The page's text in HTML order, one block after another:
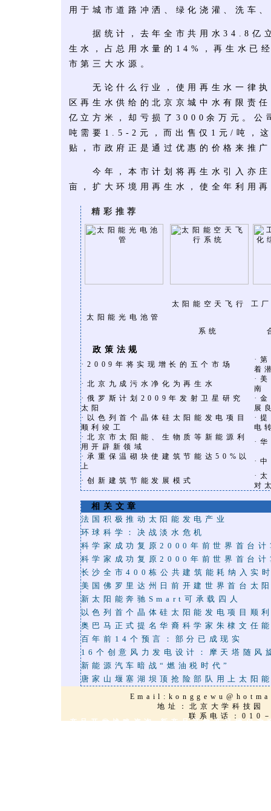
用于城市道路冲洒、绿化浇灌、洗车
据统计，去年全市共用水34.8亿
生水，占总用水量的14%，再生水已
市第三大水源。
无论什么行业，使用再生水一律执
区再生水供给的北京京城中水有限责
亿立方米，却亏损了3000余万元。公
吨需要1.5-2元，而出售仅1元/吨，
贴，市政府正是通过优惠的价格来推
今年，本市计划将再生水引入亦庄
亩，扩大环境用再生水，使全年利用
精彩推荐
太阳能光电池管
太阳能空天飞行
系统
工
政策法规
·2009年将实现增长的五个市场
·
着
·北京九成污水净化为再生水
·
南
·俄罗斯计划2009年发射卫星研究
太阳
·
展
·
以色列首个晶体硅太阳能发电项目
顺利竣工
·
电
·北京市太阳能、生物质等新能源利
用开辟新领域
·
·承重保温砌块使建筑节能达50%以
上
·
·创新建筑节能发展模式
·
对
相关文章
法国积极推动太阳能发电产业
环球科学：决战淡水危机
科学家成功复原2000年前世界首台
科学家成功复原2000年前世界首台
长沙全市400栋公共建筑能耗纳入实
美国佛罗里达州日前开建世界首台太
新太阳能奔驰Smart可承载四人
以色列首个晶体硅太阳能发电项目顺
奥巴马正式提名华裔科学家朱棣文任
百年前14个预言：部分已成现实
16个创意风力发电设计：摩天塔随风
新能源汽车暗战“燃油税时代”
唐家山堰塞湖坝顶抢险部队用上太阳
Email:
地址：北京大学
联系电话：
能源环保技术 产品开发战略咨询 新产品开发产品优化